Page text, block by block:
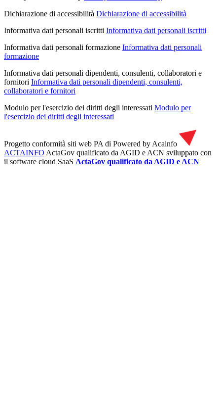
Dichiarazione di accessibilità Dichiarazione di accessibilità
Informativa dati personali iscritti Informativa dati personali iscritti
Informativa dati personali formazione Informativa dati personali
formazione
Informativa dati personali dipendenti, consulenti, collaboratori e
fornitori Informativa dati personali dipendenti, consulenti,
collaboratori e fornitori
Modulo per l'esercizio dei diritti degli interessati Modulo per
l'esercizio dei diritti degli interessati
Progetto conformità siti web PA di Powered by Acainfo
ACTAINFO ActaGov qualificato da AGID e ACN sviluppato con
il software cloud SaaS ActaGov qualificato da AGID e ACN